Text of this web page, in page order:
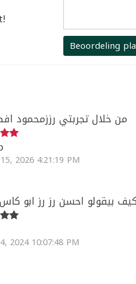
Beoordeling
من خلال تجربتي رززمحمود
2026 4:21:19 PM
بيقولو احسن رز رز ابو
2024 10:07:48 PM